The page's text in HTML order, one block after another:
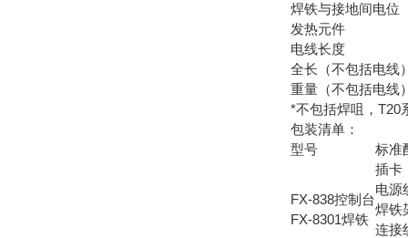
焊铁与接地间电位
发热元件
电线长度
全长（不包括电线
重量（不包括电线
*不包括焊咀，T20
包装清单：
型号
标准
FX-838控制台
FX-8301焊铁
插卡
电源
焊铁
连接